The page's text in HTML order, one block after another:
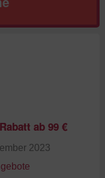
ab 99 €
2023